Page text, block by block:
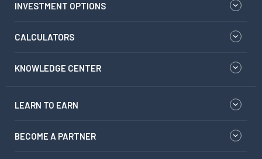
INVESTMENT OPTIONS
CALCULATORS
KNOWLEDGE CENTER
LEARN TO EARN
BECOME A PARTNER